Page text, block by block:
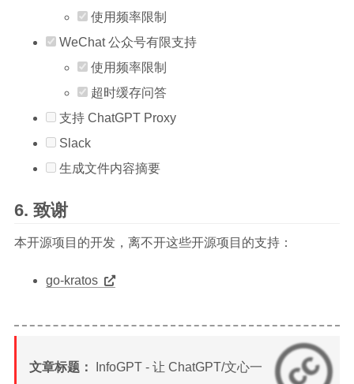
使用频率限制
WeChat 公众号有限支持
使用频率限制
超时缓存问答
支持 ChatGPT Proxy
Slack
生成文件内容摘要
致谢
本开源项目的开发，离不开这些开源项目的支持：
go-kratos
文章标题：
InfoGPT - 让 ChatGPT/文心一